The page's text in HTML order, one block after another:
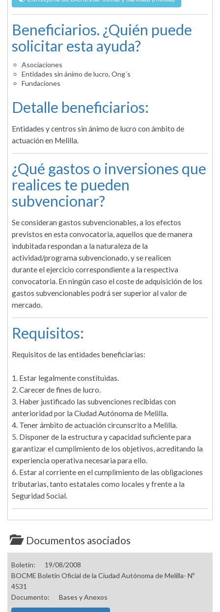
Beneficiarios. ¿Quién puede
solicitar esta ayuda?
Asociaciones
Entidades sin ánimo de lucro, Ong´s
Fundaciones
Detalle beneficiarios:
Entidades y centros sin ánimo de lucro con ámbito de
actuación en Melilla.
¿Qué gastos o inversiones que
realices te pueden
subvencionar?
Se consideran gastos subvencionables, a los efectos
previstos en esta convocatoria, aquellos que de manera
indubitada respondan a la naturaleza de la
actividad/programa subvencionado, y se realicen
durante el ejercicio correspondiente a la respectiva
convocatoria. En ningún caso el coste de adquisición de los
gastos subvencionables podrá ser superior al valor de
mercado.
Requisitos:
Requisitos de las entidades beneficiarias:
1. Estar legalmente constituidas.
2. Carecer de fines de lucro.
3. Haber justificado las subvenciones recibidas con
anterioridad por la Ciudad Autónoma de Melilla.
4. Tener ámbito de actuación circunscrito a Melilla.
5. Disponer de la estructura y capacidad suficiente para
garantizar el cumplimiento de los objetivos, acreditando la
experiencia operativa necesaria para ello.
6. Estar al corriente en el cumplimiento de las obligaciones
tributarias, tanto estatales como locales y frente a la
Seguridad Social.
Documentos asociados
Boletín:
19/08/2008
BOCME Boletín Oficial de la Ciudad Autónoma de Melilla- Nº
4531
Documento:
Bases y Anexos